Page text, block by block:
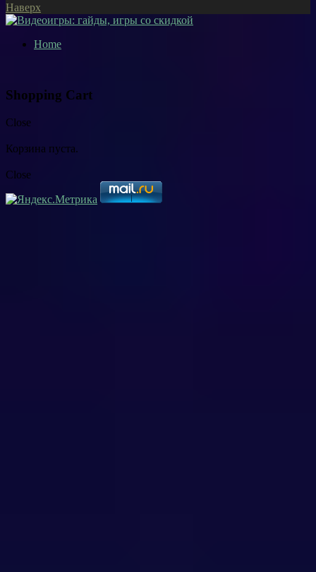
Наверх
Home
Shopping Cart
Close
Корзина пуста.
Close